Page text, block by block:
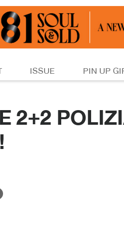
ISSUE PIN UP
2+2